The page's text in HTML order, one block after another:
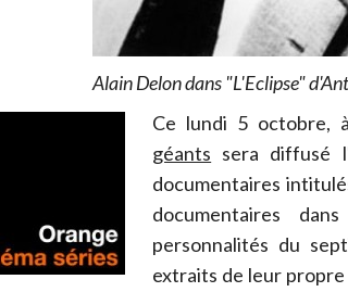
Alain Delon dans "L'Eclipse"
Ce lundi 5 octobre,
géants sera diffusé
documentaires
documentaires
personnalités du
extraits de leur